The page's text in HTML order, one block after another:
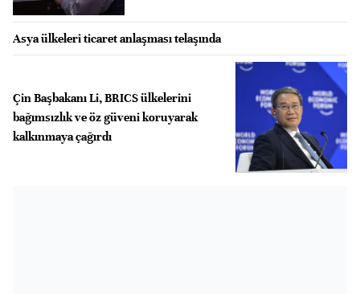
Asya ülkeleri ticaret anlaşması telaşında
Çin Başbakanı Li, BRICS ülkelerini
bağımsızlık ve öz güveni koruyarak
kalkınmaya çağırdı